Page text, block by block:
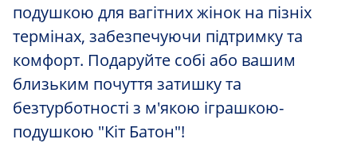
подушкою для вагітних жінок на пізніх
термінах, забезпечуючи підтримку та
комфорт. Подаруйте собі або вашим
близьким почуття затишку та
безтурботності з м'якою іграшкою-
подушкою "Кіт Батон"!